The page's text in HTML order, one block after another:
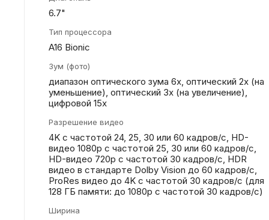
6.7"
Тип процессора
A16 Bionic
Зум (фото)
диапазон оптического зума 6x, оптический 2x (на
уменьшение), оптический 3x (на увеличение),
цифровой 15x
Разрешение видео
4K с частотой 24, 25, 30 или 60 кадров/ с, HD-
видео 1080p с частотой 25, 30 или 60 кадров/ с,
HD-видео 720p с частотой 30 кадров/ с, HDR
видео в стандарте Dolby Vision до 60 кадров/ с,
ProRes видео до 4K с частотой 30 кадров/с (для
128 ГБ памяти: до 1080p с частотой 30 кадров/с)
Ширина